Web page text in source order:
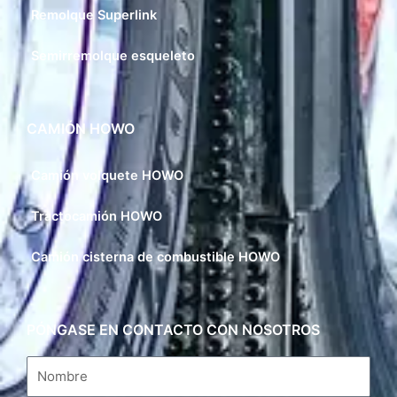
Remolque Superlink
Semirremolque esqueleto
CAMIÓN HOWO
Camión volquete HOWO
Tractocamión HOWO
Camión cisterna de combustible HOWO
PÓNGASE EN CONTACTO CON NOSOTROS